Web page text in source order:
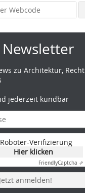
Newsletter
zu Architektur, Recht
jederzeit kündbar
Verifizierung
Hier klicken
FriendlyCaptcha ⇗
anmelden!